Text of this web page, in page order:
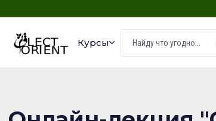
Курсы